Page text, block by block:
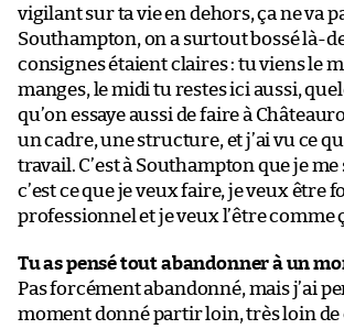
vigilant sur ta vie en dehors, ça ne va
Southampton, on a surtout bossé là-
consignes étaient claires : tu viens le
manges, le midi tu restes ici aussi,
qu’on essaye aussi de faire à
un cadre, une structure, et j’ai vu ce
travail. C’est à Southampton que je me
c’est ce que je veux faire, je veux être
professionnel et je veux l’être comme
Tu as pensé tout abandonner à un
Pas forcément abandonné, mais j’ai
moment donné partir loin, très loin de